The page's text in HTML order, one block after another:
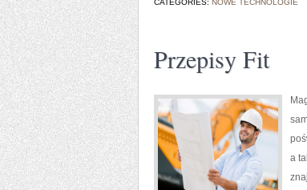
CATEGORIES: NOWE TECHNOLOGIE
Przepisy Fit
a